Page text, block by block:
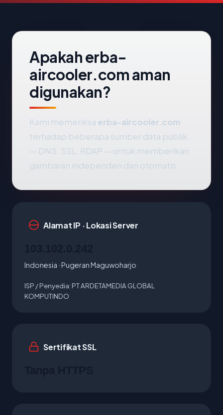
Apakah erba-
aircooler.com aman
digunakan?
Kami memeriksa erba-aircooler.com
terhadap beberapa sumber data publik
— DNS, SSL, RDAP — untuk memberikan
gambaran independen dan otomatis.
Alamat IP · Lokasi Server
Indonesia · Pugeran Maguwoharjo
ISP / Penyedia: PT ARDETAMEDIA GLOBAL
KOMPUTINDO
Sertifikat SSL